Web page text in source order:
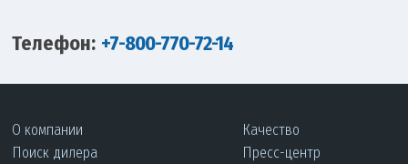
Телефон: +7-800-770-72-14
О компании
Поиск дилера
Качество
Пресс-центр